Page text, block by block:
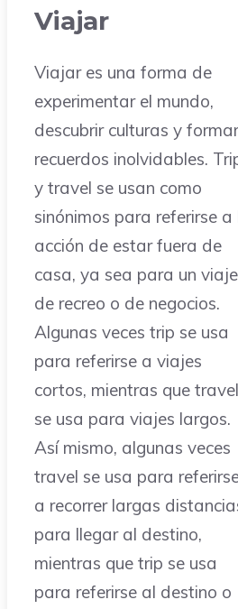
Viajar
Viajar es una forma de
experimentar el mundo,
descubrir culturas y formar
recuerdos inolvidables.
y travel se usan como
sinónimos para referirse a
acción de estar fuera de
casa, ya sea para un viaje
de recreo o de negocios.
Algunas veces trip se usa
para referirse a viajes
cortos, mientras que travel
se usa para viajes largos.
Así mismo, algunas veces
travel se usa para
a recorrer largas
para llegar al destino,
mientras que trip se usa
para referirse al destino o